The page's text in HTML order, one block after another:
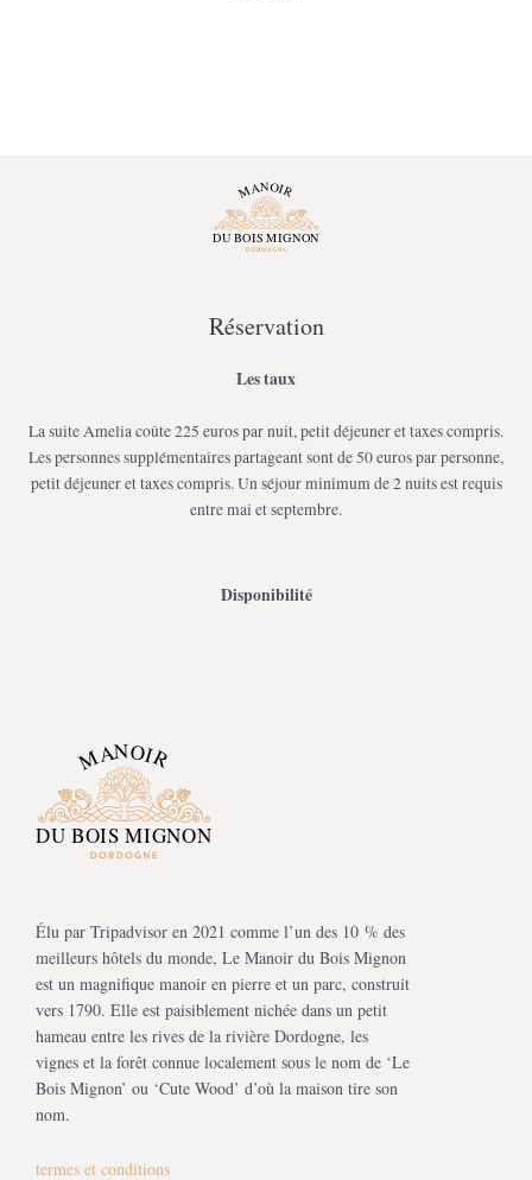
Réservation
Les taux
La suite Amelia coûte 225 euros par nuit, petit déjeuner et taxes compris.
Les personnes supplémentaires partageant sont de 50 euros par personne,
petit déjeuner et taxes compris. Un séjour minimum de 2 nuits est requis
entre mai et septembre.
Disponibilité
Élu par Tripadvisor en 2021 comme l’un des 10 % des
meilleurs hôtels du monde, Le Manoir du Bois Mignon
est un magnifique manoir en pierre et un parc, construit
vers 1790. Elle est paisiblement nichée dans un petit
hameau entre les rives de la rivière Dordogne, les
vignes et la forêt connue localement sous le nom de ‘Le
Bois Mignon’ ou ‘Cute Wood’ d’où la maison tire son
nom.
termes et conditions